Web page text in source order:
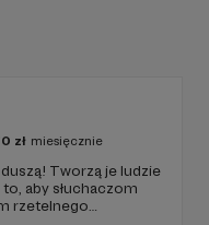
zł miesięcznie
Tworzą je ludzie
aby słuchaczom
rzetelnego